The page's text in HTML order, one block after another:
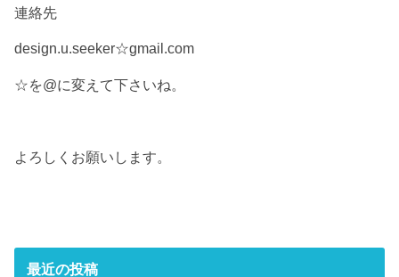
連絡先
design.u.seeker☆gmail.com
☆を@に変えて下さいね。
よろしくお願いします。
最近の投稿